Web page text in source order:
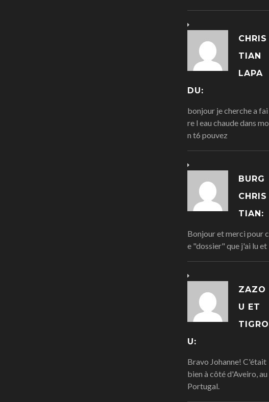
CHRIS
TIAN
LAPA
DU:
bonjour je cherche a fai
re l eau chaude dans mo
n t6 pouvez
BURG
CHRIS
TIAN:
Bonjour et merci pour c
e "dossier" que j'ai lu et
ZAZO
U ET
TIGRO
U:
Bravo Johanne! C'était
bien à côté d'Aveiro, au
Portugal.